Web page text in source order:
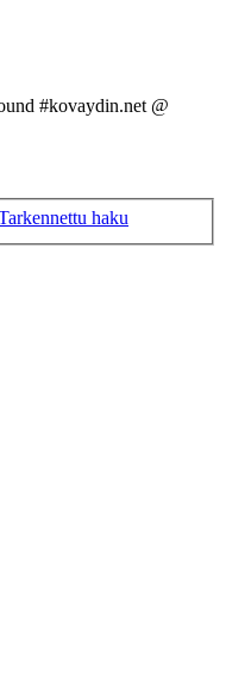
#kovaydin.net @
haku